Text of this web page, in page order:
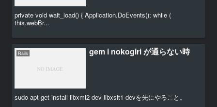
private void wait_load() { Application.DoEvents(); while (
this.webBr...
Rails gem i nokogiri が通らない時
sudo apt-get install libxml2-dev libxslt1-devを先にやること。